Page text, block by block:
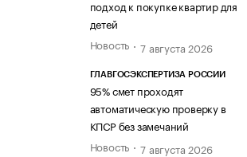
подход к покупке квартир для
детей
Новость
7 августа 2026
ГЛАВГОСЭКСПЕРТИЗА РОССИИ
95% смет проходят
автоматическую проверку в
КПСР без замечаний
Новость
7 августа 2026